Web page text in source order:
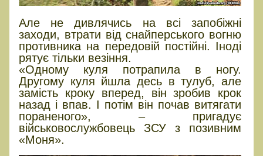
Але не дивлячись на всі запобіжні
заходи, втрати від снайперського вогню
противника на передовій постійні. Іноді
рятує тільки везіння.
«Одному куля потрапила в ногу.
Другому куля йшла десь в тулуб, але
замість кроку вперед, він зробив крок
назад і впав. І потім він почав витягати
пораненого», – пригадує
військовослужбовець ЗСУ з позивним
«Моня».